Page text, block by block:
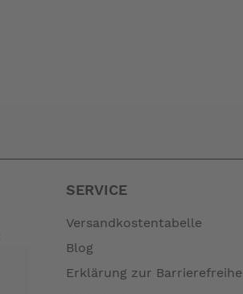
SERVICE
Versandkostentabelle
Blog
Erklärung zur